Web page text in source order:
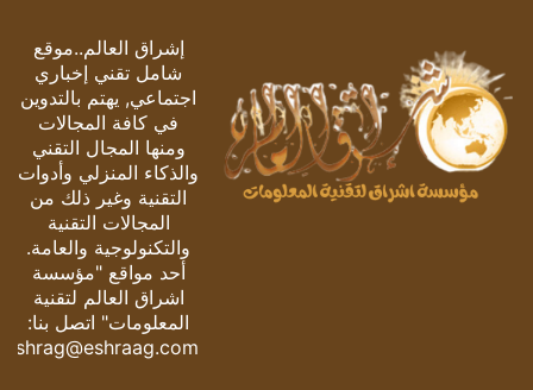
إشراق العالم..موقع
شامل تقني إخباري
اجتماعي, يهتم بالتدوين
في كافة المجالات
ومنها المجال التقني
والذكاء المنزلي وأدوات
التقنية وغير ذلك من
المجالات التقنية
والتكنولوجية والعامة.
أحد مواقع "مؤسسة
اشراق العالم لتقنية
المعلومات" اتصل بنا:
eshrag@eshraag.com